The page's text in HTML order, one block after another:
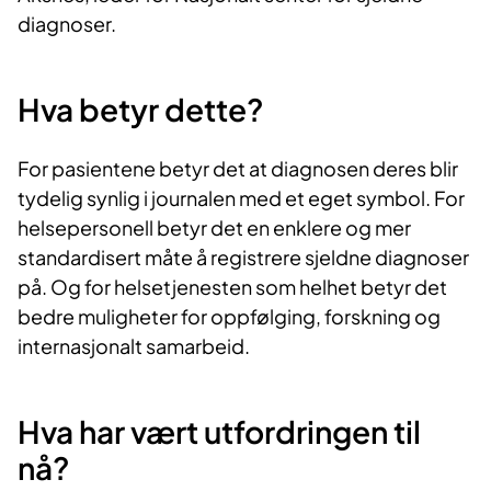
diagnoser.
Hva betyr dette?
For pasientene betyr det at diagnosen deres blir
tydelig synlig i journalen med et eget symbol. For
helsepersonell betyr det en enklere og mer
standardisert måte å registrere sjeldne diagnoser
på. Og for helsetjenesten som helhet betyr det
bedre muligheter for oppfølging, forskning og
internasjonalt samarbeid.
Hva har vært utfordringen til
nå?